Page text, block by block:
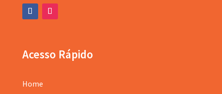
Acesso Rápido
Home